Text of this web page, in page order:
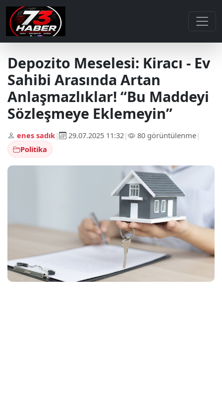
Depozito Meselesi: Kiracı - Ev
Sahibi Arasında Artan
Anlaşmazlıklar! “Bu Maddeyi
Sözleşmeye Eklemeyin”
enes sadık| 29.07.2025 11:32| 80 görüntülenme|
Politika